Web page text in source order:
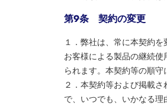
第９条 契約の変更
１．弊社は、常に本契約
お客様による製品の継続
られます。本契約等の順守
２．本契約等および掲載
で、いつでも、いかなる理